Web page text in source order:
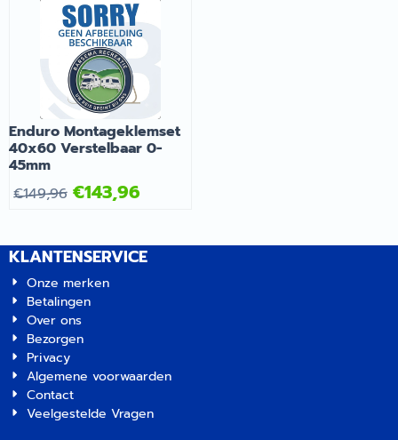
Enduro Montageklemset
40x60 Verstelbaar 0-
45mm
€149,96 €143,96
KLANTENSERVICE
Onze merken
Betalingen
Over ons
Bezorgen
Privacy
Algemene voorwaarden
Contact
Veelgestelde Vragen